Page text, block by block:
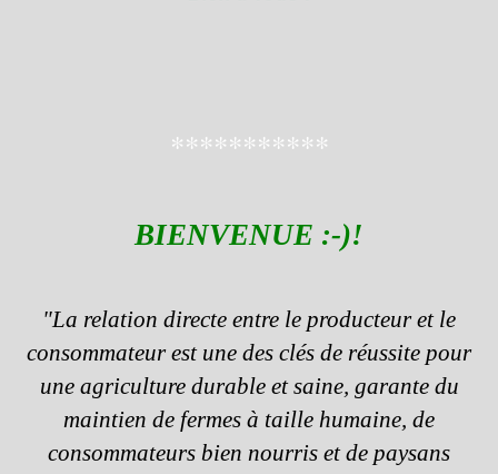
***********
BIENVENUE :-)!
"La relation directe entre le producteur et le
consommateur est une des clés de réussite pour
une agriculture durable et saine, garante du
maintien de fermes à taille humaine, de
consommateurs bien nourris et de paysans